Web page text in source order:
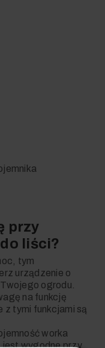
przy
liści?
tym
urządzenie o
ogrodu.
na funkcję
z tymi funkcjami są
worka
wygodne przy